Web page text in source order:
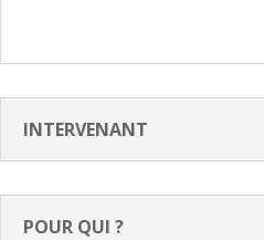
INTERVENANT
POUR QUI ?